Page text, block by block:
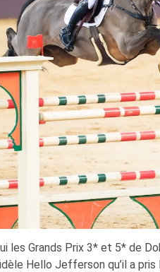
les Grands Prix 3* et 5* de
Hello Jefferson qu’il a